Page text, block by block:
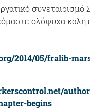
συνεταιρισμό
ολόψυχα καλή
2014/05/fralib-
begins